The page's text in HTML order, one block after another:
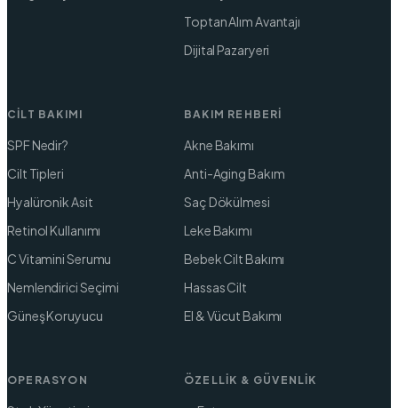
Toptan Alım Avantajı
Dijital Pazaryeri
CILT BAKIMI
SPF Nedir?
Cilt Tipleri
Hyalüronik Asit
Retinol Kullanımı
C Vitamini Serumu
Nemlendirici Seçimi
Güneş Koruyucu
BAKIM REHBERI
Akne Bakımı
Anti-Aging Bakım
Saç Dökülmesi
Leke Bakımı
Bebek Cilt Bakımı
Hassas Cilt
El & Vücut Bakımı
OPERASYON ÖZELLIK & GÜVENLIK